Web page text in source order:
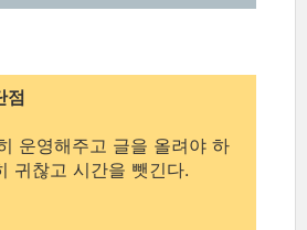
점
운영해주고 글을 올려야 하
귀찮고 시간을 뺏긴다.